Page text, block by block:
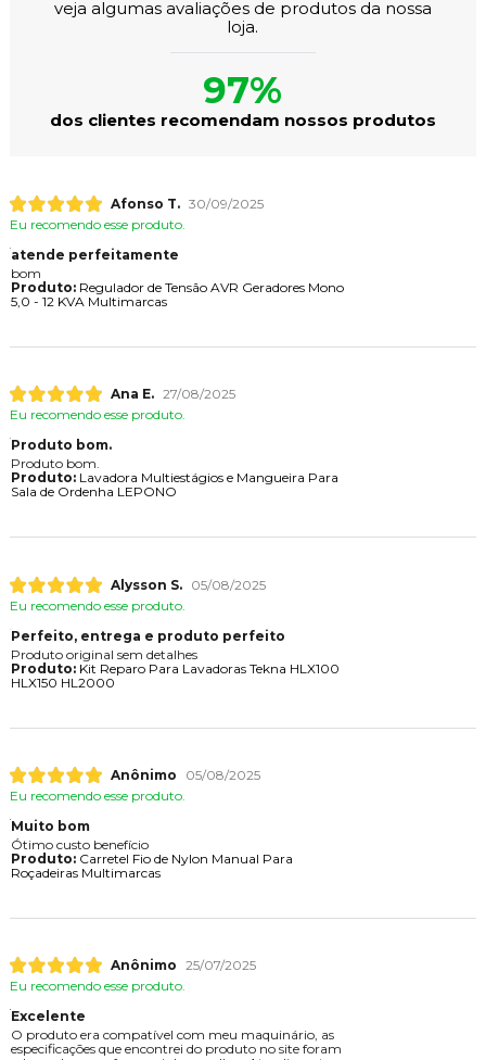
veja algumas avaliações de produtos da nossa
loja.
97%
dos clientes recomendam nossos produtos
Afonso T. 30/09/2025
Eu recomendo esse produto.
atende perfeitamente
bom
Produto:Regulador de Tensão AVR Geradores Mono
5,0 - 12 KVA Multimarcas
Ana E. 27/08/2025
Eu recomendo esse produto.
Produto bom.
Produto bom.
Produto:Lavadora Multiestágios e Mangueira Para
Sala de Ordenha LEPONO
Alysson S.
05/08/2025
Eu recomendo esse produto.
Perfeito, entrega e produto perfeito
Produto original sem detalhes
Produto:Kit Reparo Para Lavadoras Tekna HLX100
HLX150 HL2000
Anônimo
05/08/2025
Eu recomendo esse produto.
Muito bom
Ótimo custo benefício
Produto:Carretel Fio de Nylon Manual Para
Roçadeiras Multimarcas
Anônimo 25/07/2025
Eu recomendo esse produto.
Excelente
O produto era compatível com meu maquinário, as
especificações que encontrei do produto no site foram